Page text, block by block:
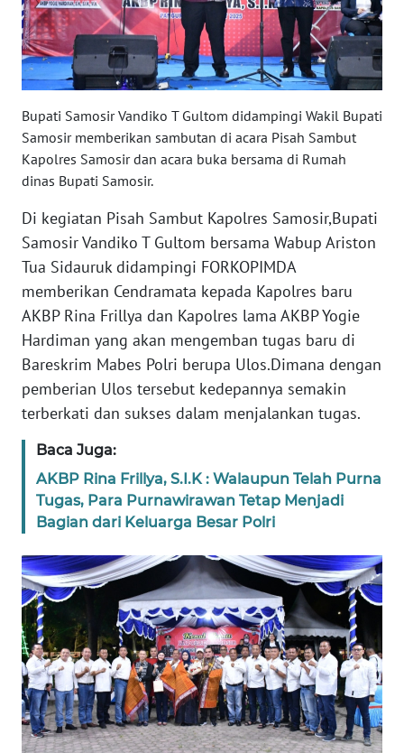
Bupati Samosir Vandiko T Gultom didampingi Wakil Bupati
Samosir memberikan sambutan di acara Pisah Sambut
Kapolres Samosir dan acara buka bersama di Rumah
dinas Bupati Samosir.
Di kegiatan Pisah Sambut Kapolres Samosir,Bupati
Samosir Vandiko T Gultom bersama Wabup Ariston
Tua Sidauruk didampingi FORKOPIMDA
memberikan Cendramata kepada Kapolres baru
AKBP Rina Frillya dan Kapolres lama AKBP Yogie
Hardiman yang akan mengemban tugas baru di
Bareskrim Mabes Polri berupa Ulos.Dimana dengan
pemberian Ulos tersebut kedepannya semakin
terberkati dan sukses dalam menjalankan tugas.
Baca Juga:
AKBP Rina Frillya, S.I.K : Walaupun Telah Purna
Tugas, Para Purnawirawan Tetap Menjadi
Bagian dari Keluarga Besar Polri
WN
LAMPUNG
JATENG
WN
NUSANTARA
JOGJA
WN
JATIM
WN
BALI
KALBAR
WN
KALTENG
WN
KALTARA
WN
KALSEL
WN
KALTIM